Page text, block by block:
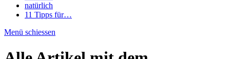
natürlich
11 Tipps für…
Menü schiessen